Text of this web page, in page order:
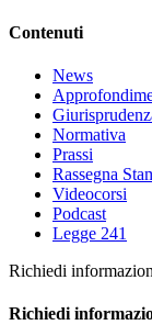
Contenuti
News
Normativa
Prassi
Rassegna
Videocorsi
Podcast
Legge 241
Richiedi
Richiedi